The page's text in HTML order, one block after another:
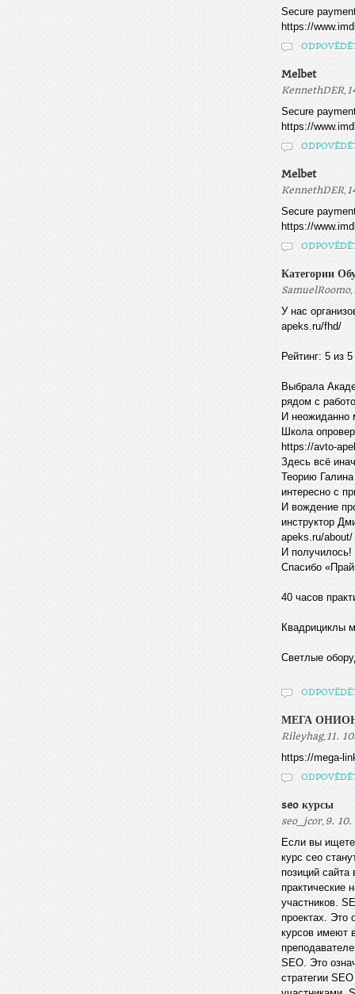
Secure
https://
Melbet
KennethDER,
Secure
https://
Melbet
KennethDER,
Secure
https://
Категории
SamuelRoomo,
У нас
apeks.ru/fhd/
Рейтинг: 5 из
Выбрала
рядом с
И неожиданно
Школа
https://avto-
Здесь всё
Теорию
интересно с
И вождение
инструктор
apeks.ru/about/
И
Спасибо
40 часов
Квадрициклы
Светлые
МЕГА
Rileyhag, 11.
https://mega-
seo курсы
seo_jcor, 9.
Если вы
курс сео
позиций сайта
практические
участников.
проектах. Это
курсов имеют
SEO. Это
стратегии